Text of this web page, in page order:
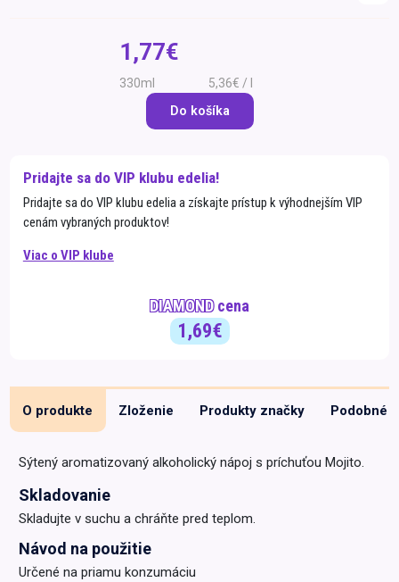
Darčekové
poukazy
Recepty
Domáci miláčikovia
Lekáreň
1,77€
330ml 5,36€ / l
Do košíka
Pridajte sa do VIP klubu edelia!
Pridajte sa do VIP klubu edelia a získajte prístup k výhodnejším VIP
cenám vybraných produktov!
Viac o VIP klube
DIAMONDcena
1,69€
O produkte Zloženie Produkty značky Podobné
Sýtený aromatizovaný alkoholický nápoj s príchuťou Mojito.
Skladovanie
Skladujte v suchu a chráňte pred teplom.
Návod na použitie
Určené na priamu konzumáciu